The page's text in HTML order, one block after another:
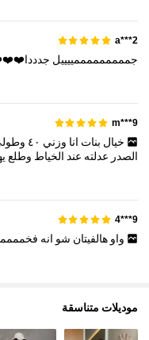
4.84
a***2
جمممممممممييييل
9***m
خيال بنات انا وزني ٤٠
الصدر عدلته عند الخياط وطلع
9***4
واو هالفيتان شو انه
موديلات متناسقة